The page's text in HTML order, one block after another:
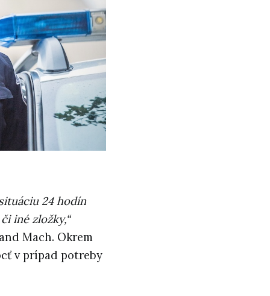
24 hodín
iné zložky,“
Mach. Okrem
v prípad potreby